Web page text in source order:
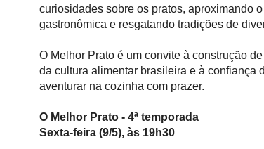
curiosidades sobre os pratos, aproximando
gastronômica e resgatando tradições de
O Melhor Prato é um convite à construção
da cultura alimentar brasileira e à confiança
aventurar na cozinha com prazer.
O Melhor Prato - 4ª temporada
Sexta-feira (9/5), às 19h30